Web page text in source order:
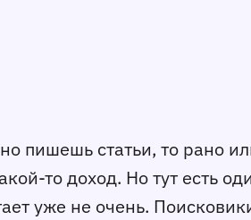
пишешь статьи, то рано
то доход. Но тут есть
уже не очень.